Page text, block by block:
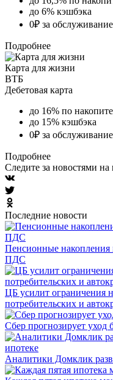
до 6% кэшбэка
0₽ за обслуживание
Подробнее
Карта для жизни
ВТБ
Дебетовая карта
до 16% по
до 15% кэшбэка
0₽ за обслуживание
Подробнее
Следите за новостями
Последние новости
Пенсионные накопления
ПДС
ЦБ усилит ограничения
потребительских и
Сбер прогнозирует уход
Аналитики Домклик